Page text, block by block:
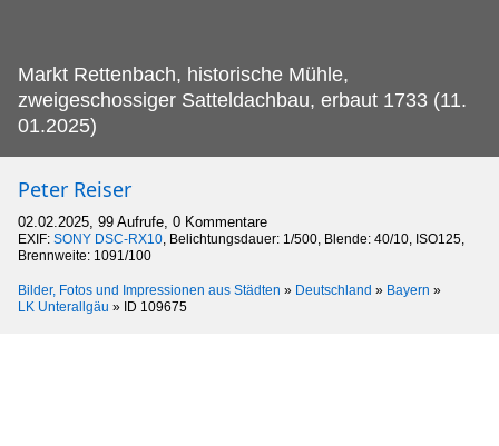
Markt Rettenbach, historische Mühle,
zweigeschossiger Satteldachbau, erbaut 1733 (11.
01.2025)
Peter Reiser
02.02.2025, 99 Aufrufe, 0 Kommentare
EXIF: SONY DSC-RX10, Belichtungsdauer: 1/500, Blende: 40/10, ISO125,
Brennweite: 1091/100
Bilder, Fotos und Impressionen aus Städten » Deutschland » Bayern »
LK Unterallgäu » ID 109675